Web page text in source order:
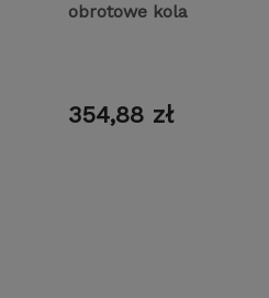
obrotowe kola
354,88 zł